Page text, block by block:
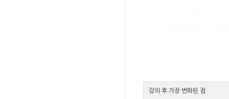
강의 후 가장 변화된 점